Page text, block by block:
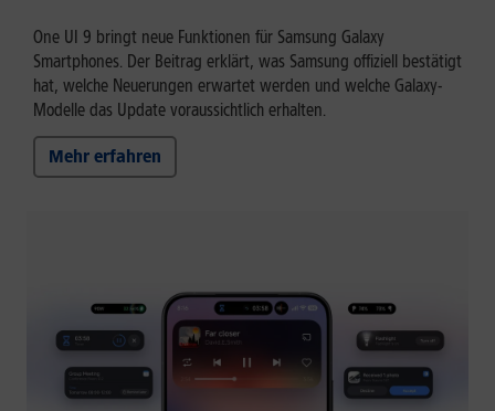
One UI 9 bringt neue Funktionen für Samsung Galaxy
Smartphones. Der Beitrag erklärt, was Samsung offiziell bestätigt
hat, welche Neuerungen erwartet werden und welche Galaxy-
Modelle das Update voraussichtlich erhalten.
Mehr erfahren